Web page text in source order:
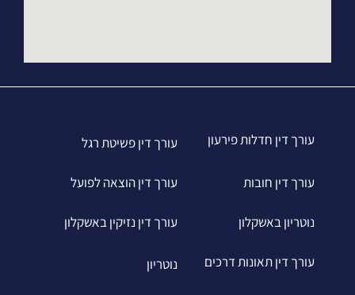
עורך דין חדלות פירעון עורך דין פשיטת רגל
עורך דין חובות עורך דין הוצאה לפועל
נוטריון באשקלון עורך דין נזיקין באשקלון
עורך דין תאונות דרכים נוטריון